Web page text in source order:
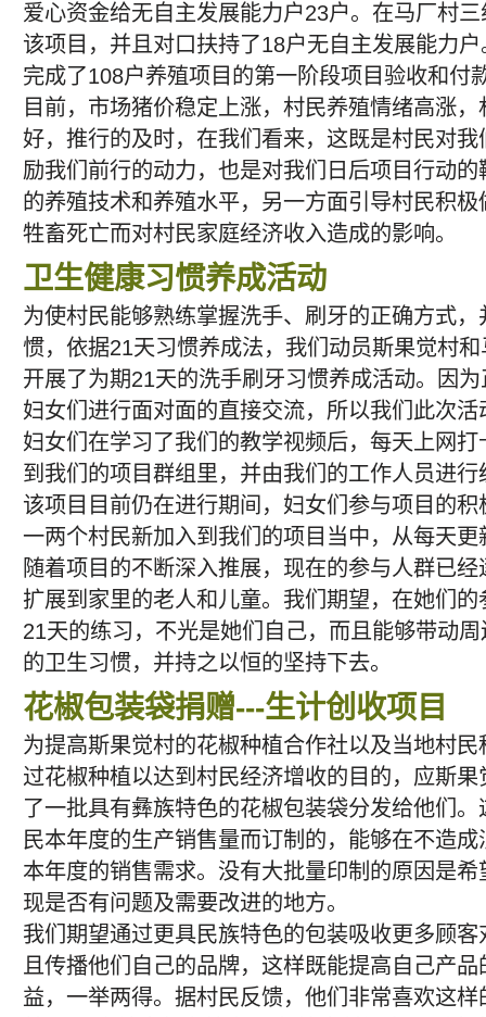
爱心资金给无自主发展能力户23户。在马厂村
该项目，并且对口扶持了18户无自主发展能力
完成了108户养殖项目的第一阶段项目验收和付
目前，市场猪价稳定上涨，村民养殖情绪高涨
好，推行的及时，在我们看来，这既是村民对
励我们前行的动力，也是对我们日后项目行动
的养殖技术和养殖水平，另一方面引导村民积
牲畜死亡而对村民家庭经济收入造成的影响。
卫生健康习惯养成活动
为使村民能够熟练掌握洗手、刷牙的正确方式
惯，依据21天习惯养成法，我们动员斯果觉村
开展了为期21天的洗手刷牙习惯养成活动。因
妇女们进行面对面的直接交流，所以我们此次
妇女们在学习了我们的教学视频后，每天上网
到我们的项目群组里，并由我们的工作人员进
该项目目前仍在进行期间，妇女们参与项目的
一两个村民新加入到我们的项目当中，从每天
随着项目的不断深入推展，现在的参与人群已
扩展到家里的老人和儿童。我们期望，在她们
21天的练习，不光是她们自己，而且能够带动
的卫生习惯，并持之以恒的坚持下去。
花椒包装袋捐赠---生计创收项目
为提高斯果觉村的花椒种植合作社以及当地村
过花椒种植以达到村民经济增收的目的，应斯
了一批具有彝族特色的花椒包装袋分发给他们
民本年度的生产销售量而订制的，能够在不造
本年度的销售需求。没有大批量印制的原因是
现是否有问题及需要改进的地方。
我们期望通过更具民族特色的包装吸收更多顾
且传播他们自己的品牌，这样既能提高自己产
益，一举两得。据村民反馈，他们非常喜欢这